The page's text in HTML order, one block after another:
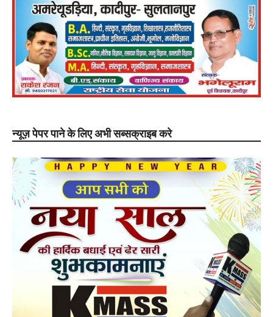
न्यूज़ पेपर पाने के लिए अभी सब्सक्राइब करे